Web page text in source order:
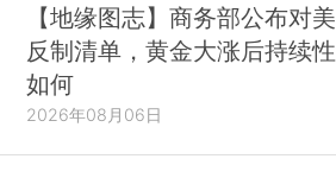
【地缘图志】商务部公布对美
反制清单，黄金大涨后持续性
如何
2026年08月06日